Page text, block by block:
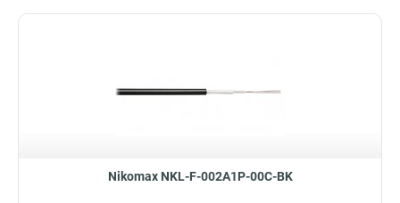
Nikomax NKL-F-002A1P-00C-BK